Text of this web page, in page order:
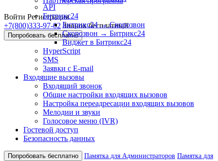
Войти Регистрация
+7(800)333-97-02 Звонок бесплатный
Попробовать бесплатно
API
Битрикс24
Битрикс24 → Скорозвон
Скорозвон → Битрикс24
Виджет в Битрикс24
HyperScript
SMS
Заявки с E-mail
Входящие вызовы
Входящий звонок
Общие настройки входящих вызовов
Настройка переадресации входящих вызовов
Мелодии и звуки
Голосовое меню (IVR)
Гостевой доступ
Безопасность данных
Попробовать бесплатно Памятка для Администраторов Памятка для